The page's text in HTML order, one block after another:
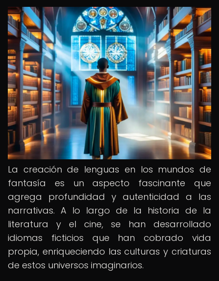
La creación de lenguas en los mundos de
fantasía es un aspecto fascinante que
agrega profundidad y autenticidad a las
narrativas. A lo largo de la historia de la
literatura y el cine, se han desarrollado
idiomas ficticios que han cobrado vida
propia, enriqueciendo las culturas y criaturas
de estos universos imaginarios.